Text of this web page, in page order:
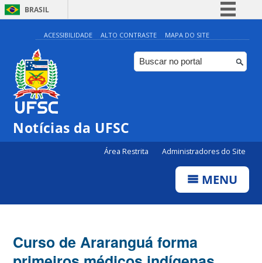
BRASIL
Simplifique!
Comunica BR
Participe
ACESSIBILIDADE ALTO CONTRASTE MAPA DO SITE
Notícias da UFSC
Área Restrita Administradores do Site
MENU
Curso de Araranguá forma